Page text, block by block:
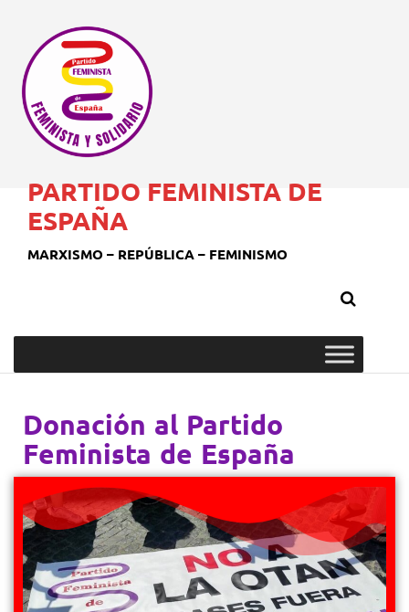
PARTIDO FEMINISTA DE
ESPAÑA
MARXISMO – REPÚBLICA – FEMINISMO
Donación al Partido
Feminista de España​